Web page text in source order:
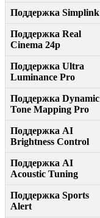
Поддержка Simplink
Поддержка Real
Cinema 24p
Поддержка Ultra
Luminance Pro
Поддержка Dynamic
Tone Mapping Pro
Поддержка AI
Brightness Control
Поддержка AI
Acoustic Tuning
Поддержка Sports
Alert